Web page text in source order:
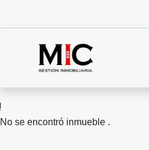
No se encontró inmueble .